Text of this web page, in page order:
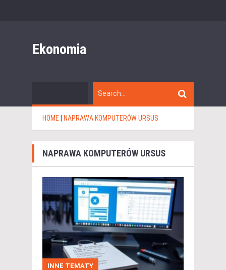
Ekonomia
HOME NAPRAWA KOMPUTERÓW URSUS
NAPRAWA KOMPUTERÓW URSUS
INNE TEMATY